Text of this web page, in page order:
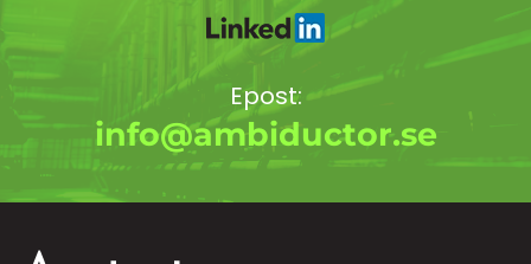
Epost:
info@ambiductor.se